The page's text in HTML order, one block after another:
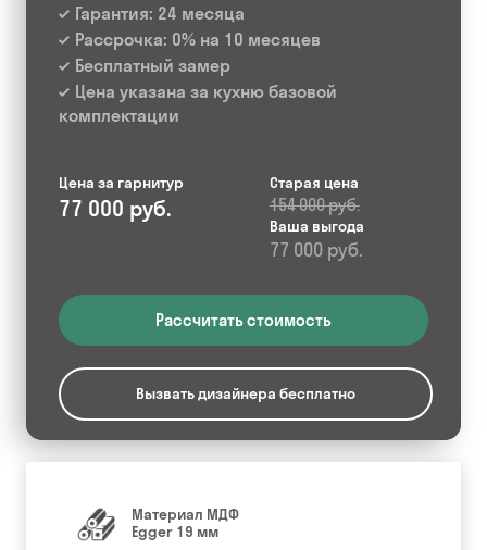
Гарантия: 24 месяца
Рассрочка: 0% на 10 месяцев
Бесплатный замер
Цена указана за кухню базовой
комплектации
Цена за гарнитур
77 000 руб.
Старая цена
154 000 руб.
Ваша выгода
77 000 руб.
Рассчитать стоимость
Вызвать дизайнера бесплатно
Материал МДФ
Egger 19 мм